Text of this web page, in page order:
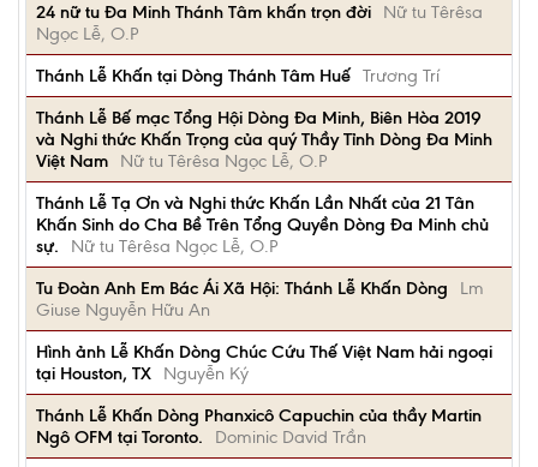
24 nữ tu Đa Minh Thánh Tâm khấn trọn đời
Nữ tu Têrêsa
Ngọc Lễ, O.P
Thánh Lễ Khấn tại Dòng Thánh Tâm Huế Trương Trí
Thánh Lễ Bế mạc Tổng Hội Dòng Đa Minh, Biên Hòa 2019
và Nghi thức Khấn Trọng của quý Thầy Tỉnh Dòng Đa Minh
Việt Nam
Nữ tu Têrêsa Ngọc Lễ, O.P
Thánh Lễ Tạ Ơn và Nghi thức Khấn Lần Nhất của 21 Tân
Khấn Sinh do Cha Bề Trên Tổng Quyền Dòng Đa Minh chủ
sự.
Nữ tu Têrêsa Ngọc Lễ, O.P
Tu Đoàn Anh Em Bác Ái Xã Hội: Thánh Lễ Khấn Dòng
Lm
Giuse Nguyễn Hữu An
Hình ảnh Lễ Khấn Dòng Chúc Cứu Thế Việt Nam hải ngoại
tại Houston, TX
Nguyễn Ký
Thánh Lễ Khấn Dòng Phanxicô Capuchin của thầy Martin
Ngô OFM tại Toronto.
Dominic David Trần